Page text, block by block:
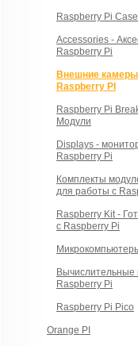
Raspberry Pi
Accessories -
Raspberry Pi
Внешние
Raspberry PI
Raspberry Pi
Модули
Displays -
Raspberry Pi
Комплекты
для работы с
Raspberry Kit -
с Raspberry Pi
Вычислительные
Raspberry Pi
Raspberry Pi Pico
Orange PI